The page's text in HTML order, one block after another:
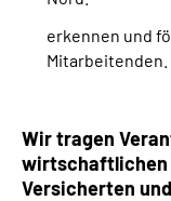
erkennen und
Mitarbeitenden.
Wir tragen
wirtschaftlichen
Versicherten